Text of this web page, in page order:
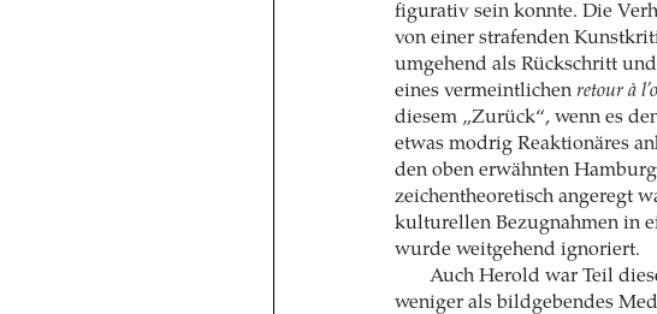
figurativ sein konnte. Die
von einer strafenden
umgehend als Rückschritt
eines vermeintlichen retour à
diesem „Zurück“, wenn es
etwas modrig Reaktionäres
den oben erwähnten
zeichentheoretisch angeregt
kulturellen Bezugnahmen in
wurde weitgehend ignoriert.
Auch Herold war Teil
weniger als bildgebendes